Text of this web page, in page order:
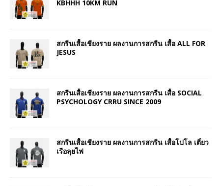
KBHHH 10KM RUN
สกรีนเสื้อเชียงราย ผลงานการสกรีน เสื้อ ALL FOR
JESUS
สกรีนเสื้อเชียงราย ผลงานการสกรีน เสื้อ SOCIAL
PSYCHOLOGY CRRU SINCE 2009
สกรีนเสื้อเชียงราย ผลงานการสกรีน เสื้อโปโล เตี๋ยว
เรือลุยไฟ